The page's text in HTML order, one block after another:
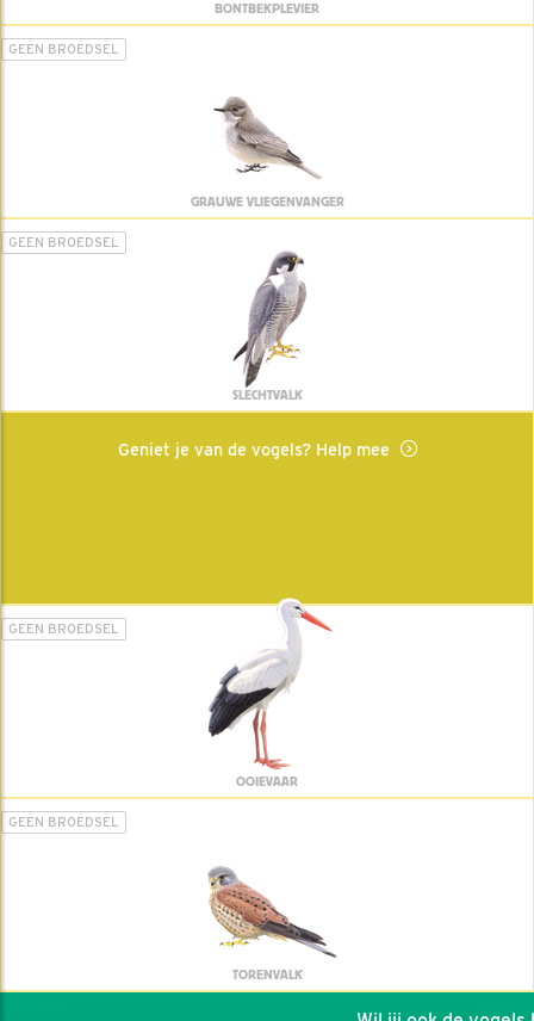
BONTBEKPLEVIER
GEEN BROEDSEL
GRAUWE VLIEGENVANGER
GEEN BROEDSEL
SLECHTVALK
Geniet je van de vogels? Help mee
GEEN BROEDSEL
OOIEVAAR
GEEN BROEDSEL
TORENVALK